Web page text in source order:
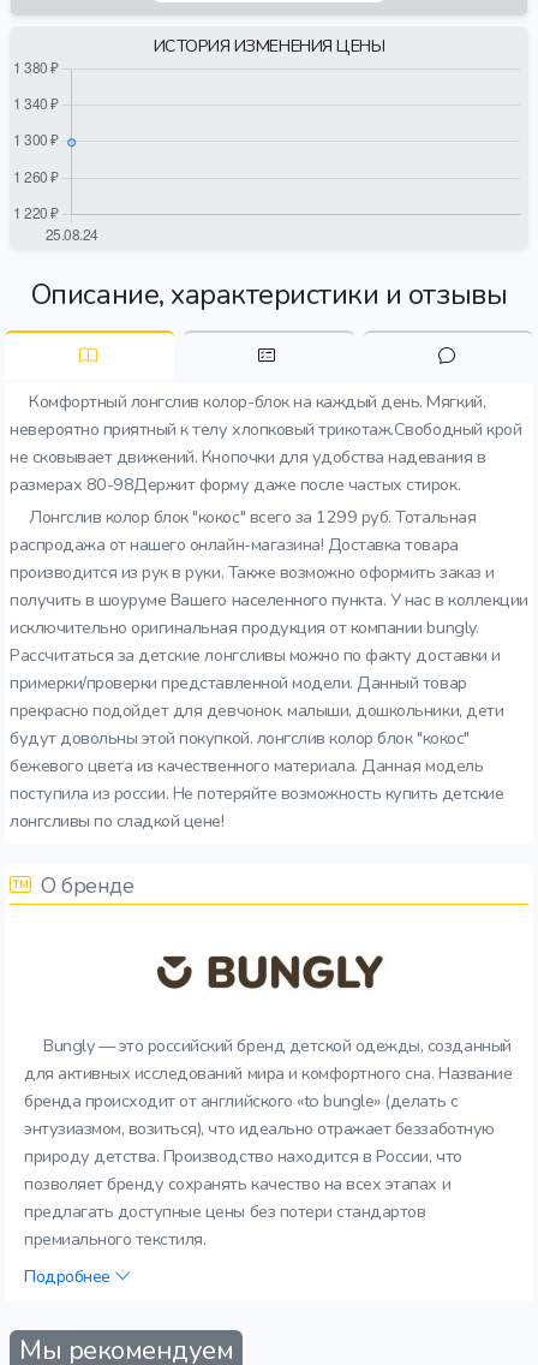
ИСТОРИЯ ИЗМЕНЕНИЯ ЦЕНЫ
Описание, характеристики и отзывы
Комфортный лонгслив колор-блок на каждый день. Мягкий,
невероятно приятный к телу хлопковый трикотаж.Свободный крой
не сковывает движений. Кнопочки для удобства надевания в
размерах 80-98Держит форму даже после частых стирок.
Лонгслив колор блок "кокос" всего за 1299 руб. Тотальная
распродажа от нашего онлайн-магазина! Доставка товара
производится из рук в руки. Также возможно оформить заказ и
получить в шоуруме Вашего населенного пункта. У нас в коллекции
исключительно оригинальная продукция от компании bungly.
Рассчитаться за детские лонгсливы можно по факту доставки и
примерки/проверки представленной модели. Данный товар
прекрасно подойдет для девчонок. малыши, дошкольники, дети
будут довольны этой покупкой. лонгслив колор блок "кокос"
бежевого цвета из качественного материала. Данная модель
поступила из россии. Не потеряйте возможность купить детские
лонгсливы по сладкой цене!
О бренде
Bungly — это российский бренд детской одежды, созданный
для активных исследований мира и комфортного сна. Название
бренда происходит от английского «to bungle» (делать с
энтузиазмом, возиться), что идеально отражает беззаботную
природу детства. Производство находится в России, что
позволяет бренду сохранять качество на всех этапах и
предлагать доступные цены без потери стандартов
премиального текстиля.
Подробнее
Мы рекомендуем